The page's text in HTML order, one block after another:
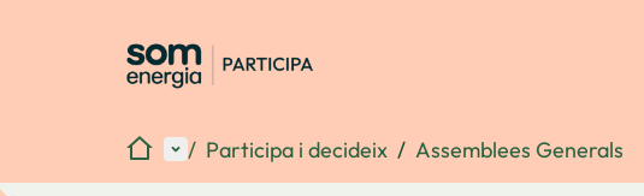
Inici Menú principal
/ Participa i decideix / Assemblees Generals